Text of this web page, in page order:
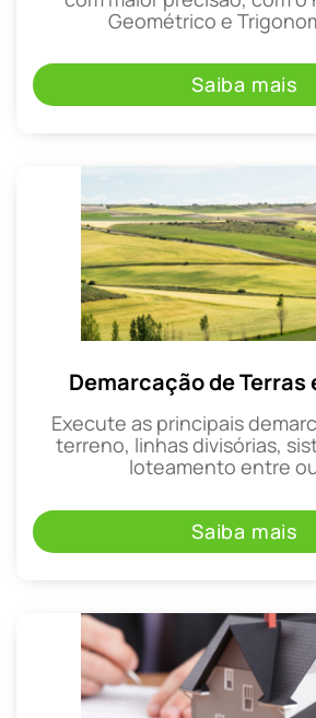
Geométrico e
Saiba mais
Demarcação de Terras
Execute as principais
terreno, linhas divisórias,
loteamento entre
Saiba mais